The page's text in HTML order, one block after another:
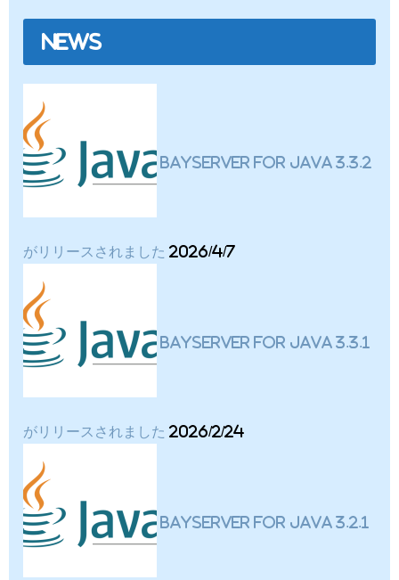
NEWS
BayServer for Java 3.3.2
がリリースされました 2026/4/7
BayServer for Java 3.3.1
がリリースされました 2026/2/24
BayServer for Java 3.2.1